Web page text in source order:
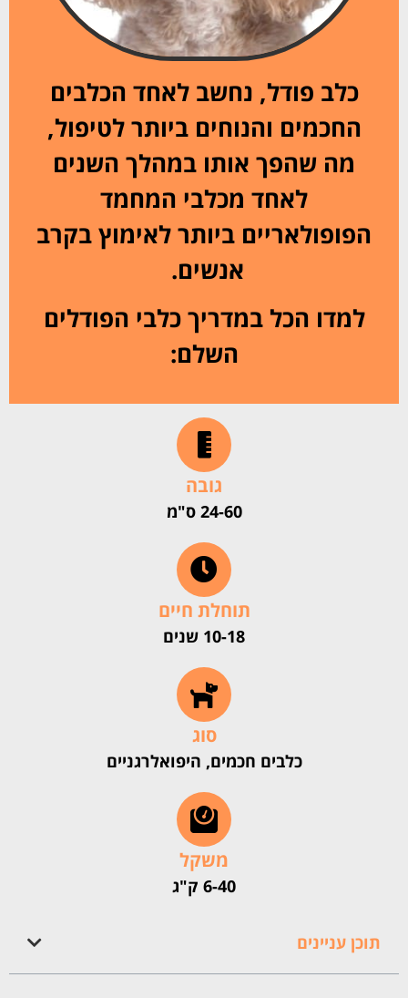
כלב פודל, נחשב לאחד הכלבים
החכמים והנוחים ביותר לטיפול,
מה שהפך אותו במהלך השנים
לאחד מכלבי המחמד
הפופולאריים ביותר לאימוץ בקרב
אנשים.
למדו הכל במדריך כלבי הפודלים
השלם:
גובה
24-60 ס"מ
תוחלת חיים
10-18 שנים
סוג
כלבים חכמים, היפואלרגניים
משקל
6-40 ק"ג
תוכן עניינים